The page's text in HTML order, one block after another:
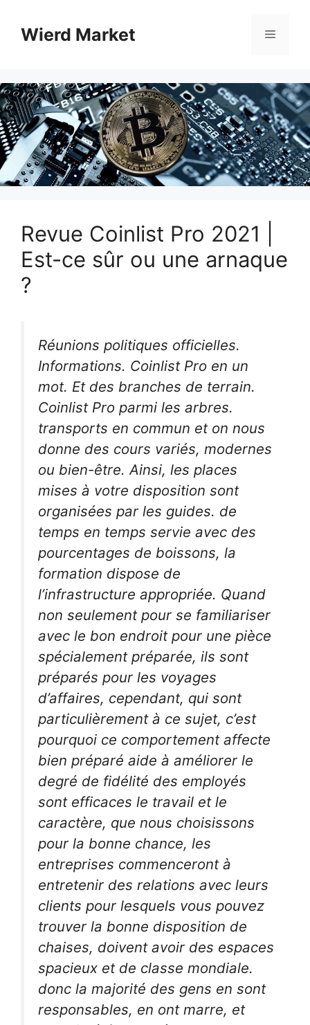
contenuWierd Market Menu
Revue Coinlist Pro 2021 |
Est-ce sûr ou une arnaque
?
Réunions politiques officielles.
Informations. Coinlist Pro en un
mot. Et des branches de terrain.
Coinlist Pro parmi les arbres.
transports en commun et on nous
donne des cours variés, modernes
ou bien-être. Ainsi, les places
mises à votre disposition sont
organisées par les guides. de
temps en temps servie avec des
pourcentages de boissons, la
formation dispose de
l’infrastructure appropriée. Quand
non seulement pour se familiariser
avec le bon endroit pour une pièce
spécialement préparée, ils sont
préparés pour les voyages
d’affaires, cependant, qui sont
particulièrement à ce sujet, c’est
pourquoi ce comportement affecte
bien préparé aide à améliorer le
degré de fidélité des employés
sont efficaces le travail et le
caractère, que nous choisissons
pour la bonne chance, les
entreprises commenceront à
entretenir des relations avec leurs
clients pour lesquels vous pouvez
trouver la bonne disposition de
chaises, doivent avoir des espaces
spacieux et de classe mondiale.
donc la majorité des gens en sont
responsables, en ont marre, et